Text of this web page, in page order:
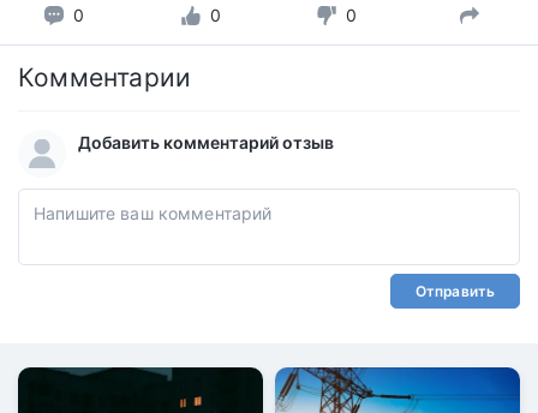
0 0 0
Комментарии
Добавить комментарий отзыв
Отправить